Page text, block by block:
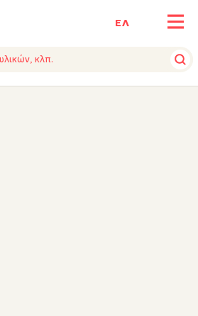
ΕΛ